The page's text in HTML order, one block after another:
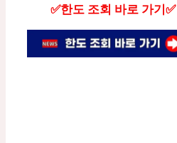
✅한도 조회 바로 가기✅